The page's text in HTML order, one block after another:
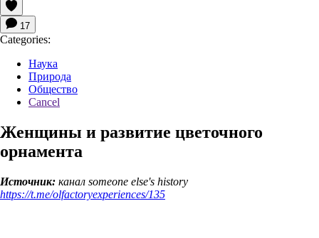
17
Categories:
Наука
Природа
Общество
Cancel
Женщины и развитие цветочного
орнамента
Источник: канал someone else's history
https://t.me/olfactoryexperiences/135